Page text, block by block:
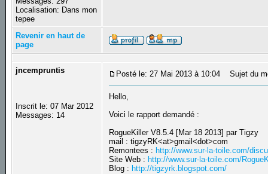
Localisation: Dans mon
tepee
Revenir en haut de
page
jncempruntis
Inscrit le: 07 Mar 2012
Messages: 14
Posté le: 27 Mai 2013 à 10:04 Sujet du
Hello,
Voici le rapport demandé :
RogueKiller V8.5.4 [Mar 18 2013] par Tigzy
mail : tigzyRK<at>gmail<dot>com
Remontees : http://www.sur-la-toile.com/
Site Web : http://www.sur-la-toile.com/
Blog : http://tigzyrk.blogspot.com/